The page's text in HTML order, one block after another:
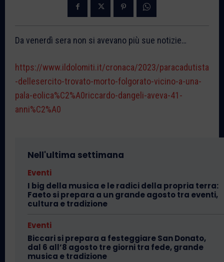
Da venerdì sera non si avevano più sue notizie…
https://www.ildolomiti.it/cronaca/2023/paracadutista
-dellesercito-trovato-morto-folgorato-vicino-a-una-
pala-eolica%C2%A0riccardo-dangeli-aveva-41-
anni%C2%A0
Nell'ultima settimana
Eventi
I big della musica e le radici della propria terra:
Faeto si prepara a un grande agosto tra eventi,
cultura e tradizione
Eventi
Biccari si prepara a festeggiare San Donato,
dal 6 all’8 agosto tre giorni tra fede, grande
musica e tradizione